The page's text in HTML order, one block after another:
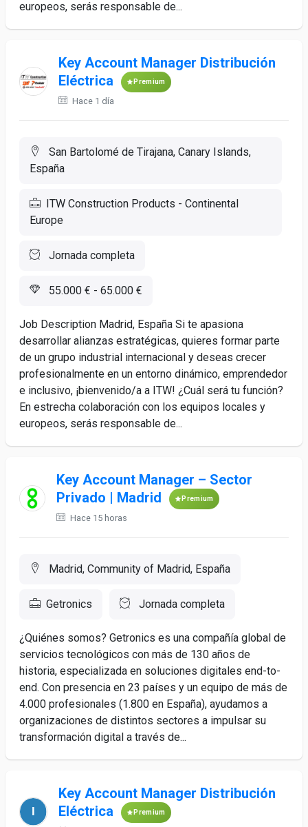
europeos, serás responsable de...
Key Account Manager Distribución
Eléctrica
Premium
Hace 1 día
San Bartolomé de Tirajana, Canary Islands,
España
ITW Construction Products - Continental
Europe
Jornada completa
55.000 € - 65.000 €
Job Description Madrid, España Si te apasiona
desarrollar alianzas estratégicas, quieres formar parte
de un grupo industrial internacional y deseas crecer
profesionalmente en un entorno dinámico, emprendedor
e inclusivo, ¡bienvenido/a a ITW! ¿Cuál será tu función?
En estrecha colaboración con los equipos locales y
europeos, serás responsable de...
Key Account Manager – Sector
Privado | Madrid
Premium
Hace 15 horas
Madrid, Community of Madrid, España
Getronics Jornada completa
¿Quiénes somos? Getronics es una compañía global de
servicios tecnológicos con más de 130 años de
historia, especializada en soluciones digitales end-to-
end. Con presencia en 23 países y un equipo de más de
4.000 profesionales (1.800 en España), ayudamos a
organizaciones de distintos sectores a impulsar su
transformación digital a través de...
Key Account Manager Distribución
Eléctrica
Premium